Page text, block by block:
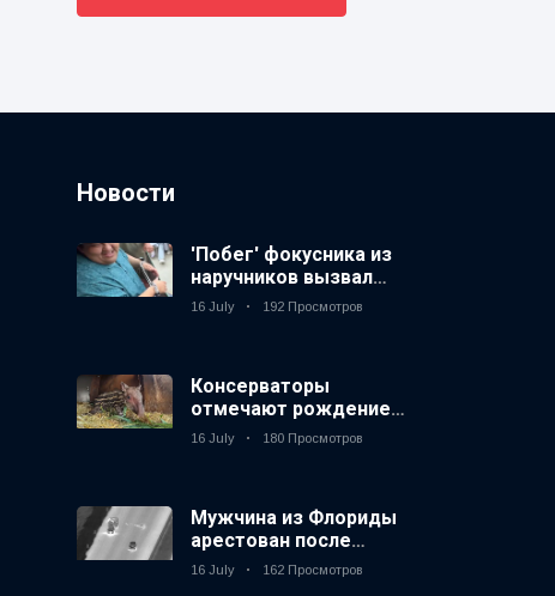
Новости
'Побег' фокусника из
наручников вызвал
смех у аудитории
16 July 192 Просмотров
Консерваторы
отмечают рождение
первого низкогорного
16 July 180 Просмотров
Мужчина из Флориды
арестован после
запуска фейерверков
16 July 162 Просмотров